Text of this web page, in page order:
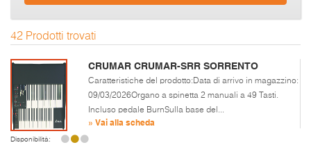
42 Prodotti trovati
CRUMAR CRUMAR-SRR SORRENTO
Caratteristiche del prodotto:Data di arrivo in magazzino:
09/03/2026Organo a spinetta 2 manuali a 49 Tasti.
Incluso pedale BurnSulla base del...
» Vai alla scheda
Disponibilità: